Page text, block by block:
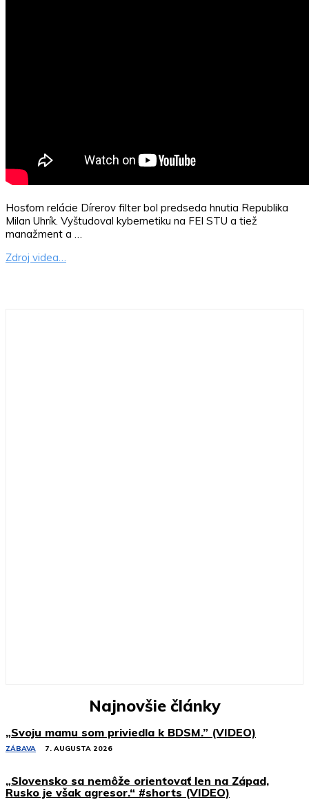
Hosťom relácie Dírerov filter bol predseda hnutia Republika
Milan Uhrík. Vyštudoval kybernetiku na FEI STU a tiež
manažment a …
Zdroj videa…
Najnovšie články
„Svoju mamu som priviedla k BDSM.” (VIDEO)
ZÁBAVA 7. AUGUSTA 2026
„Slovensko sa nemôže orientovať len na Západ,
Rusko je však agresor.“ #shorts (VIDEO)